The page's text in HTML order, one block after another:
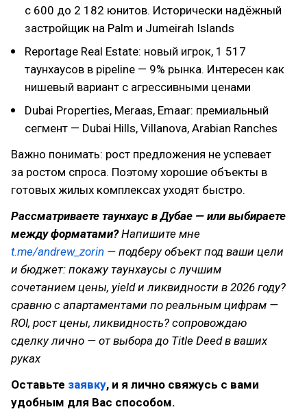
с 600 до 2 182 юнитов. Исторически надёжный
застройщик на Palm и Jumeirah Islands
Reportage Real Estate: новый игрок, 1 517
таунхаусов в pipeline — 9% рынка. Интересен как
нишевый вариант с агрессивными ценами
Dubai Properties, Meraas, Emaar: премиальный
сегмент — Dubai Hills, Villanova, Arabian Ranches
Важно понимать: рост предложения не успевает
за ростом спроса. Поэтому хорошие объекты в
готовых жилых комплексах уходят быстро.
Рассматриваете таунхаус в Дубае — или выбираете
между форматами?Напишите мне
t.me/andrew_zorin — подберу объект под ваши цели
и бюджет: покажу таунхаусы с лучшим
сочетанием цены, yield и ликвидности в 2026 году?
сравню с апартаментами по реальным цифрам —
ROI, рост цены, ликвидность? сопровождаю
сделку лично — от выбора до Title Deed в ваших
руках
Оставьте заявку, и я лично свяжусь с вами
удобным для Вас способом.